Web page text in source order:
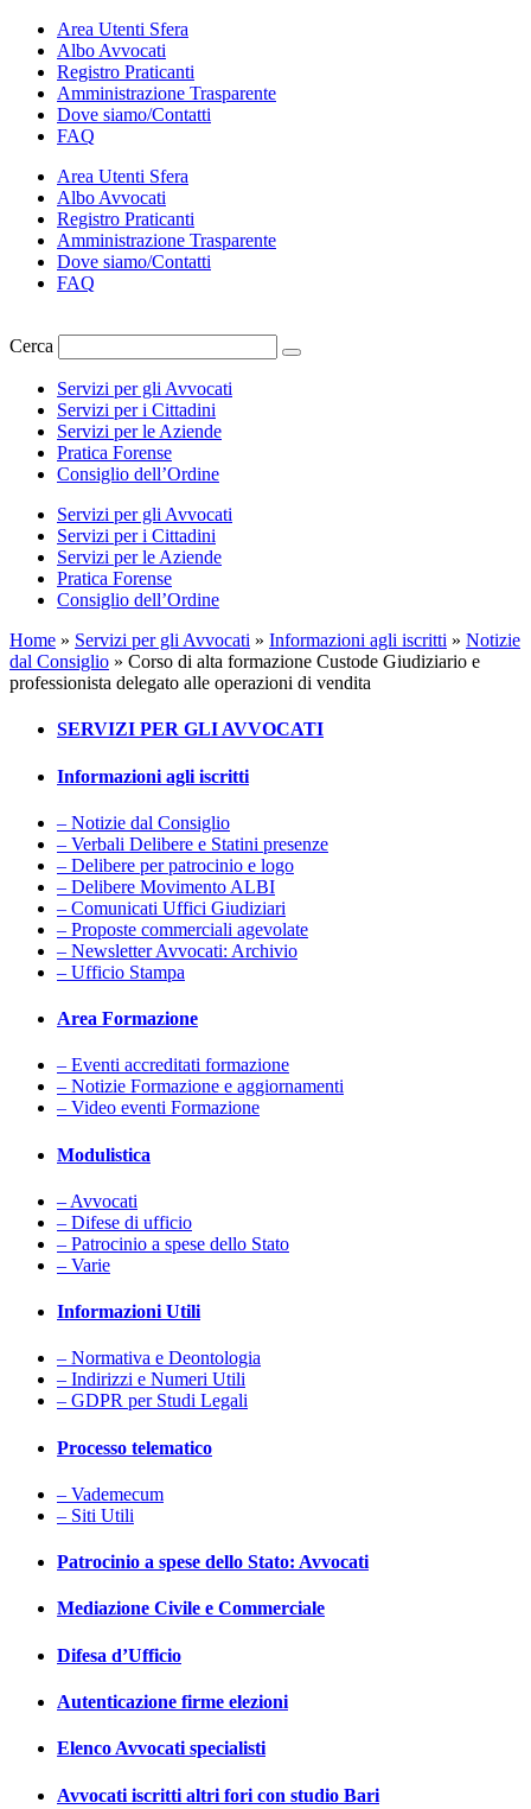
contenuto
Area Utenti Sfera
Albo Avvocati
Registro Praticanti
Amministrazione Trasparente
Dove siamo/Contatti
FAQ
Area Utenti Sfera
Albo Avvocati
Registro Praticanti
Amministrazione Trasparente
Dove siamo/Contatti
FAQ
Cerca
Servizi per gli Avvocati
Servizi per i Cittadini
Servizi per le Aziende
Pratica Forense
Consiglio dell’Ordine
Servizi per gli Avvocati
Servizi per i Cittadini
Servizi per le Aziende
Pratica Forense
Consiglio dell’Ordine
Home » Servizi per gli Avvocati » Informazioni agli iscritti » Notizie
dal Consiglio » Corso di alta formazione Custode Giudiziario e
professionista delegato alle operazioni di vendita
SERVIZI PER GLI AVVOCATI
Informazioni agli iscritti
– Notizie dal Consiglio
– Verbali Delibere e Statini presenze
– Delibere per patrocinio e logo
– Delibere Movimento ALBI
– Comunicati Uffici Giudiziari
– Proposte commerciali agevolate
– Newsletter Avvocati: Archivio
– Ufficio Stampa
Area Formazione
– Eventi accreditati formazione
– Notizie Formazione e aggiornamenti
– Video eventi Formazione
Modulistica
– Avvocati
– Difese di ufficio
– Patrocinio a spese dello Stato
– Varie
Informazioni Utili
– Normativa e Deontologia
– Indirizzi e Numeri Utili
– GDPR per Studi Legali
Processo telematico
– Vademecum
– Siti Utili
Patrocinio a spese dello Stato: Avvocati
Mediazione Civile e Commerciale
Difesa d’Ufficio
Autenticazione firme elezioni
Elenco Avvocati specialisti
Avvocati iscritti altri fori con studio Bari